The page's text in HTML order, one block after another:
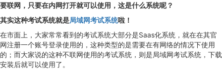
要联网，只要在内网打开就可以使用，这是什么系统呢？
其实这种考试系统就是局域网考试系统啦！
在市面上，大家常常看到的考试系统大部分是Saas化系统，就在在其官
网注册一个账号登录使用的，这种类型的是需要在有网络的情况下使用
的；而大家说的这种不联网使用的考试系统，则是局域网考试系统，下载
安装后就可以使用了。